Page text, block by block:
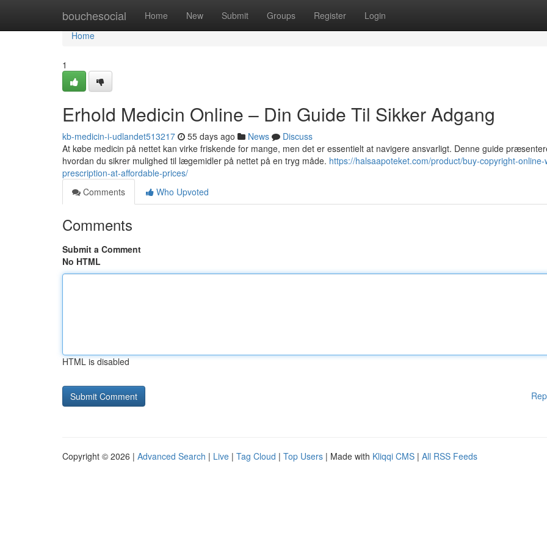
bouchesocial Home New Submit Groups Register Login
Home
Home
1
Erhold Medicin Online – Din Guide Til Sikker Adgang
kb-medicin-i-udlandet513217 55 days ago News
Discuss
At købe medicin på nettet kan virke friskende for mange, men det er essentielt at navigere ansvarligt. Denne guide
hvordan du sikrer mulighed til lægemidler på nettet på en tryg måde. https://halsaapoteket.com/product/buy-copyright-
prescription-at-affordable-prices/
Comments
Who Upvoted
Comments
Submit a Comment
No HTML
HTML is disabled
Copyright © 2026 | Advanced Search | Live | Tag Cloud | Top Users | Made with Kliqqi CMS | All RSS Feeds